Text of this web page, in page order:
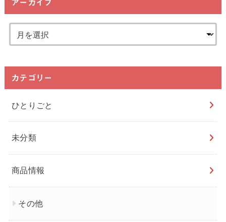
アーカイブ
カテゴリー
ひとりごと
未分類
商品情報
その他